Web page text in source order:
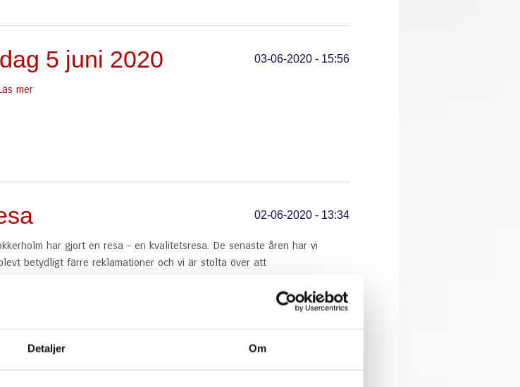
Detaljer Om
​​5 juni 2020 03-06-2020 - 15:56
mer
02-06-2020 - 13:34
har gjort en resa – en kvalitetsresa. De senaste åren har vi
betydligt färre reklamationer och vi är stolta över att
i världsklass 30-04-2020 - 13:58